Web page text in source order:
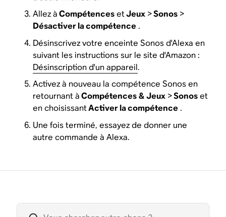
Allez àCompétencesetJeux >Sonos >
Désactiver la compétence .
Désinscrivez votre enceinte Sonos d'Alexa en
suivant les instructions sur le site d'Amazon :
Désinscription d'un appareil.
Activez à nouveau la compétence Sonos en
retournant àCompétences&Jeux >Sonoset
en choisissantActiver la compétence .
Une fois terminé, essayez de donner une
autre commande à Alexa.